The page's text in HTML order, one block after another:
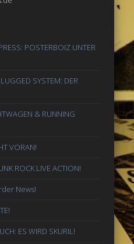
POSTERBOIZ UNTER
SYSTEM: DER
& RUNNING
VORAN!
ROCK LIVE ACTION!
News!
ES WIRD SKURIL!